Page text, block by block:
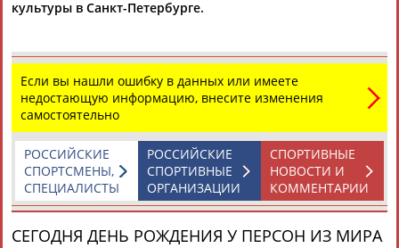
культуры в Санкт-Петербурге.
Если вы нашли ошибку в данных или имеете
недостающую информацию, внесите изменения
самостоятельно
СПОРТИВНЫЕ
НОВОСТИ И
КОММЕНТАРИИ
РОССИЙСКИЕ
СПОРТИВНЫЕ
ОРГАНИЗАЦИИ
РОССИЙСКИЕ
СПОРТСМЕНЫ,
СПЕЦИАЛИСТЫ
СЕГОДНЯ ДЕНЬ РОЖДЕНИЯ У ПЕРСОН ИЗ МИРА